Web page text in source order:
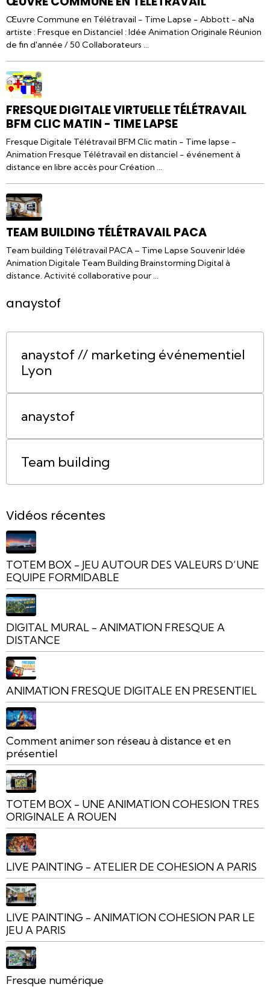
Œuvre Commune en Télétravail - Time Lapse - Abbott - aNa
artiste : Fresque en Distanciel : Idée Animation Originale Réunion
de fin d'année / 50 Collaborateurs ...
FRESQUE DIGITALE VIRTUELLE TÉLÉTRAVAIL
BFM CLIC MATIN - TIME LAPSE
Fresque Digitale Télétravail BFM Clic matin - Time lapse -
Animation Fresque Télétravail en distanciel - événement à
distance en libre accès pour Création ...
TEAM BUILDING TÉLÉTRAVAIL PACA
Team building Télétravail PACA – Time Lapse Souvenir Idée
Animation Digitale Team Building Brainstorming Digital à
distance. Activité collaborative pour ...
anaystof
anaystof // marketing événementiel
Lyon
anaystof
Team building
Vidéos récentes
TOTEM BOX - JEU AUTOUR DES VALEURS D’UNE
EQUIPE FORMIDABLE
DIGITAL MURAL - ANIMATION FRESQUE A
DISTANCE
ANIMATION FRESQUE DIGITALE EN PRESENTIEL
Comment animer son réseau à distance et en
présentiel
TOTEM BOX - UNE ANIMATION COHESION TRES
ORIGINALE A ROUEN
LIVE PAINTING - ATELIER DE COHESION A PARIS
LIVE PAINTING - ANIMATION COHESION PAR LE
JEU A PARIS
Fresque numérique